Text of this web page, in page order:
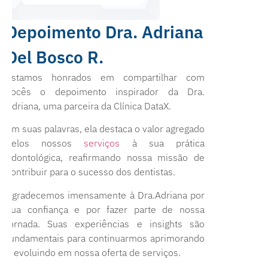
Depoimento Dra. Adriana
Del Bosco R.
Estamos honrados em compartilhar com
vocês o depoimento inspirador da Dra.
Adriana, uma parceira da Clínica DataX.
Em suas palavras, ela destaca o valor agregado
pelos nossos serviços à sua prática
odontológica, reafirmando nossa missão de
contribuir para o sucesso dos dentistas.
Agradecemos imensamente à Dra.Adriana por
sua confiança e por fazer parte de nossa
jornada. Suas experiências e insights são
fundamentais para continuarmos aprimorando
e evoluindo em nossa oferta de serviços.